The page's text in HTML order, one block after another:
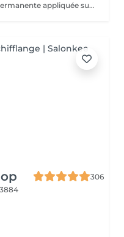
Coloration permanente ou semie-permanente appliquée sur cheveux capillaires Coupe de cheveux NON incluse
306